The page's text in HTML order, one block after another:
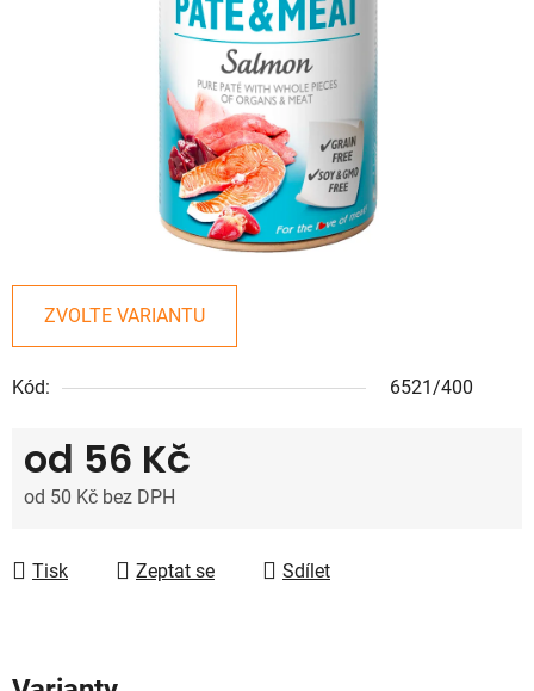
ZVOLTE VARIANTU
Kód: 6521/400
od 56 Kč
od 50 Kč bez DPH
Tisk
Zeptat se Sdílet